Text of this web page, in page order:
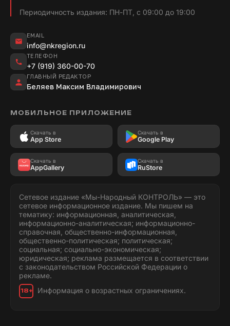
Периодичность издания: ПН-ПТ, с 09:00 до 19:00
EMAIL
info@nkregion.ru
ТЕЛЕФОН
+7 (919) 360-00-70
ГЛАВНЫЙ РЕДАКТОР
Беляев Максим Владимирович
МОБИЛЬНОЕ ПРИЛОЖЕНИЕ
Скачать в
App Store
Скачать в
Google Play
Скачать в
AppGallery
Скачать в
RuStore
Сетевое издание «Мы-Народный КОНТРОЛЬ» — это
сетевое информационное издание. Мы пишем на
тематику: информационная, аналитическая,
информационно-аналитическая; информационно-
справочная, общественно-информационная,
общественно-политическая; политическая;
социальная; социально-экономическая;
юридическая; реклама размещается в соответствии
с законодательством Российской Федерации о
рекламе.
18+ Информация о возрастных ограничениях.